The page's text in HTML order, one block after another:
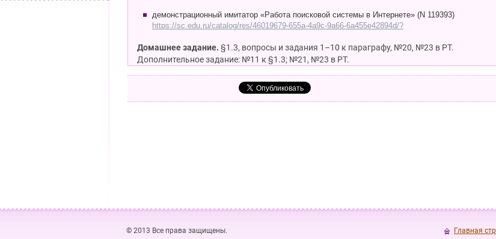
демонстрационный имитатор «Работа поисковой системы в Интернете» (N 119393)
https://sc.edu.ru/catalog/res/46019679-655a-4a9c-9a66-6a455e42894d/?
Домашнее задание. §1.3, вопросы и задания 1–10 к параграфу, №20, №23 в РТ.
Дополнительное задание: №11 к §1.3; №21, №23 в РТ.
© 2013 Все права защищены. Главная